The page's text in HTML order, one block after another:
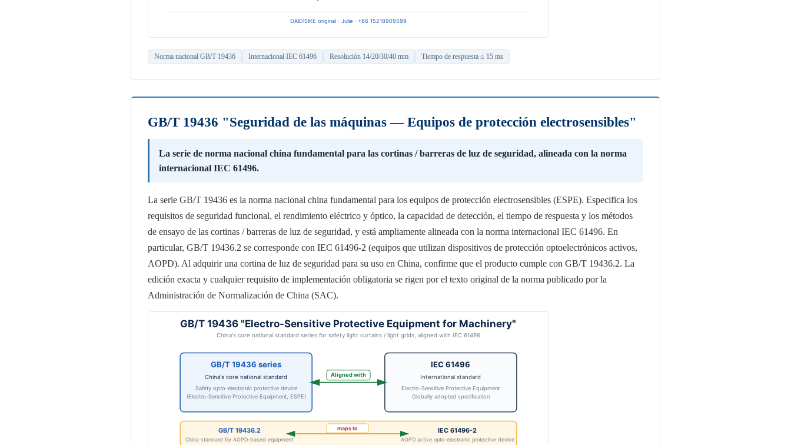
Norma nacional GB/T 19436 Internacional IEC 61496 Resolución 14/20/30/40 mm Tiempo de respuesta ≤ 15 ms
GB/T 19436 "Seguridad de las máquinas — Equipos de protección electrosensibles"
La serie de norma nacional china fundamental para las cortinas / barreras de luz de seguridad, alineada con la norma
internacional IEC 61496.
La serie GB/T 19436 es la norma nacional china fundamental para los equipos de protección electrosensibles (ESPE). Especifica los
requisitos de seguridad funcional, el rendimiento eléctrico y óptico, la capacidad de detección, el tiempo de respuesta y los métodos
de ensayo de las cortinas / barreras de luz de seguridad, y está ampliamente alineada con la norma internacional IEC 61496. En
particular, GB/T 19436.2 se corresponde con IEC 61496-2 (equipos que utilizan dispositivos de protección optoelectrónicos activos,
AOPD). Al adquirir una cortina de luz de seguridad para su uso en China, confirme que el producto cumple con GB/T 19436.2. La
edición exacta y cualquier requisito de implementación obligatoria se rigen por el texto original de la norma publicado por la
Administración de Normalización de China (SAC).